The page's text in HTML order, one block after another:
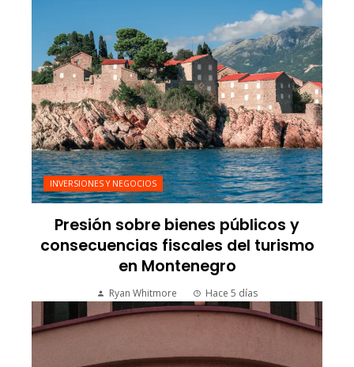
INVERSIONES Y NEGOCIOS
Presión sobre bienes públicos y
consecuencias fiscales del turismo
en Montenegro
Ryan Whitmore Hace 5 días